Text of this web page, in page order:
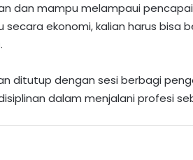
dan mampu melampaui
secara ekonomi, kalian harus bisa
ditutup dengan sesi berbagi
dalam menjalani profesi